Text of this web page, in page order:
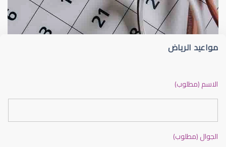
مواعيد الرياض
الاسم (مطلوب)
الجوال (مطلوب)